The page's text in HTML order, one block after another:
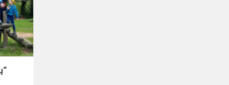
į
Jūkainius